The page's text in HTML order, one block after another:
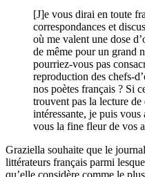
[J]e vous dirai en toute
correspondances et
où me valent une dose
de même pour un grand
pourriez-vous pas
reproduction des chefs-
nos poètes français ? Si
trouvent pas la lecture de
intéressante, je puis
vous la fine fleur de vos
Graziella souhaite que le
littérateurs français parmi